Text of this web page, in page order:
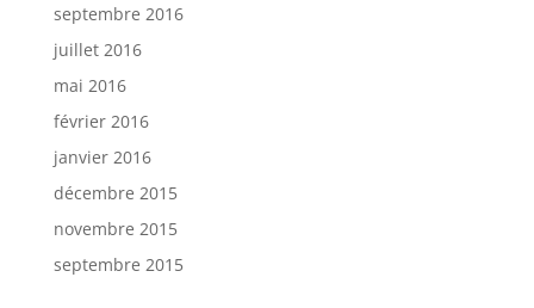
septembre 2016
juillet 2016
mai 2016
février 2016
janvier 2016
décembre 2015
novembre 2015
septembre 2015